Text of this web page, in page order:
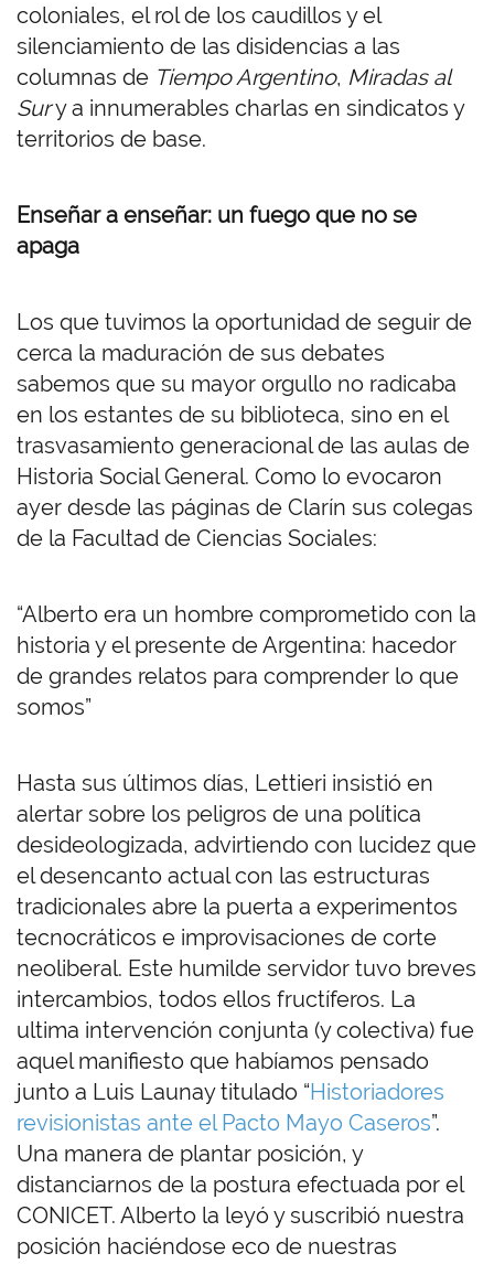
coloniales, el rol de los caudillos y el
silenciamiento de las disidencias a las
columnas de Tiempo Argentino, Miradas al
Sury a innumerables charlas en sindicatos y
territorios de base.
Enseñar a enseñar: un fuego que no se
apaga
Los que tuvimos la oportunidad de seguir de
cerca la maduración de sus debates
sabemos que su mayor orgullo no radicaba
en los estantes de su biblioteca, sino en el
trasvasamiento generacional de las aulas de
Historia Social General. Como lo evocaron
ayer desde las páginas de Clarín sus colegas
de la Facultad de Ciencias Sociales:
“Alberto era un hombre comprometido con la
historia y el presente de Argentina: hacedor
de grandes relatos para comprender lo que
somos”
Hasta sus últimos días, Lettieri insistió en
alertar sobre los peligros de una política
desideologizada, advirtiendo con lucidez que
el desencanto actual con las estructuras
tradicionales abre la puerta a experimentos
tecnocráticos e improvisaciones de corte
neoliberal. Este humilde servidor tuvo breves
intercambios, todos ellos fructíferos. La
ultima intervención conjunta (y colectiva) fue
aquel manifiesto que habíamos pensado
junto a Luis Launay titulado “Historiadores
revisionistas ante el Pacto Mayo Caseros”.
Una manera de plantar posición, y
distanciarnos de la postura efectuada por el
CONICET. Alberto la leyó y suscribió nuestra
posición haciéndose eco de nuestras